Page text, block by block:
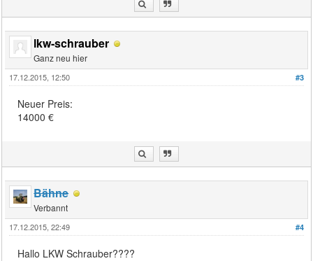
lkw-schrauber
Ganz neu hier
#3
17.12.2015, 12:50
Neuer Preis:
14000 €
Bähne
Verbannt
#4
17.12.2015, 22:49
Hallo LKW Schrauber????